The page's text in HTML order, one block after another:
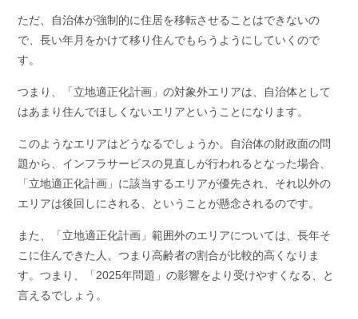
ただ、自治体が強制的に住居を移転させることはできないの
で、長い年月をかけて移り住んでもらうようにしていくので
す。
つまり、「立地適正化計画」の対象外エリアは、自治体として
はあまり住んでほしくないエリアということになります。
このようなエリアはどうなるでしょうか。自治体の財政面の問
題から、インフラサービスの見直しが行われるとなった場合、
「立地適正化計画」に該当するエリアが優先され、それ以外の
エリアは後回しにされる、ということが懸念されるのです。
また、「立地適正化計画」範囲外のエリアについては、長年そ
こに住んできた人、つまり高齢者の割合が比較的高くなりま
す。つまり、「2025年問題」の影響をより受けやすくなる、と
言えるでしょう。